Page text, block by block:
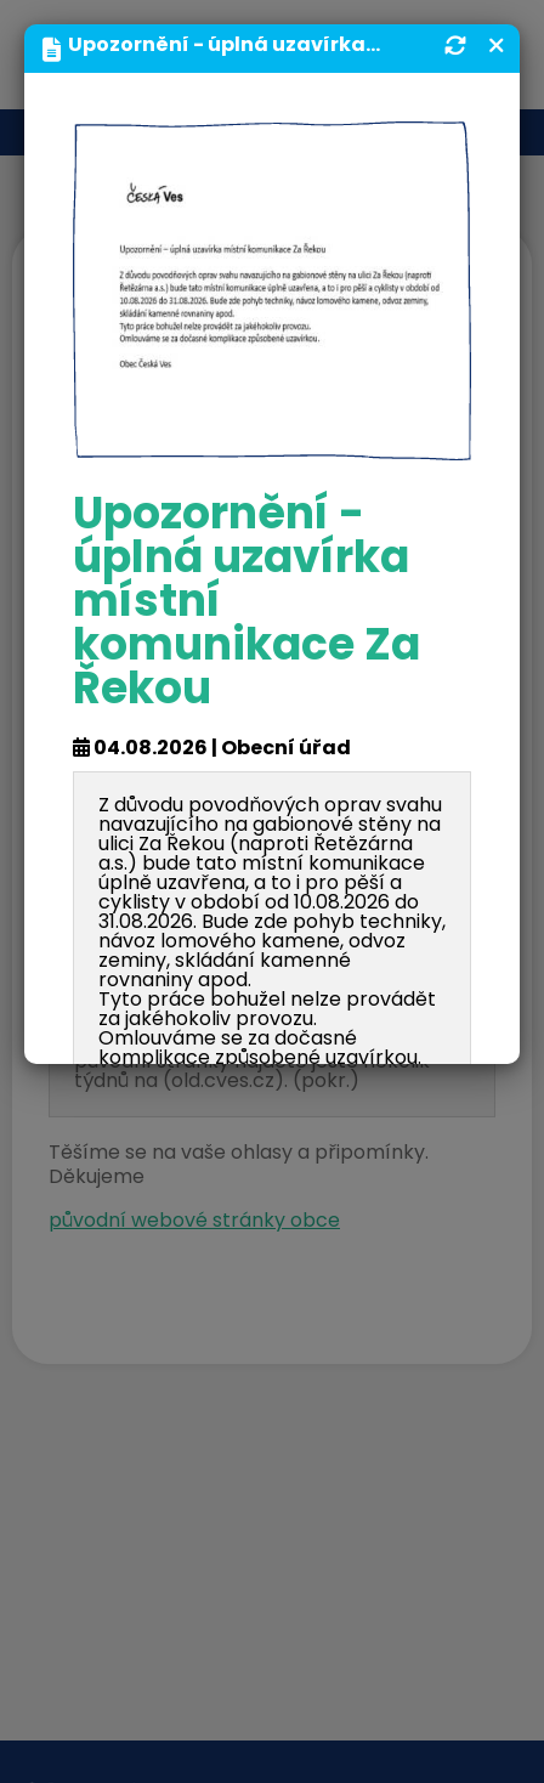
MENU
Ostatní
Přechod na nové
webové stránky
obce
26.06.2024 | Ostatní
Pozorní návštěvníci jistě zaregistrovali, že
s letním slunovratem se do nového
kabátu převlékly i naše webové stránky.
Věříme, že se vám budou líbit stejně jako
nám a že na stránkách vždy najdete
informace, které hledáte. Než se nám
podaří všechny informace přesunout,
původní stránky najdete ještě několik
týdnů na (old.cves.cz). (pokr.)
Těšíme se na vaše ohlasy a připomínky.
Děkujeme
původní webové stránky obce
Upozornění - úplná uzavírka místní komunikace Za Řekou | Obecní úřad | Obec Česká Ves
Upozornění -
úplná uzavírka
místní
komunikace Za
Řekou
04.08.2026 | Obecní úřad
Z důvodu povodňových oprav svahu
navazujícího na gabionové stěny na
ulici Za Řekou (naproti Řetězárna
a.s.) bude tato místní komunikace
úplně uzavřena, a to i pro pěší a
cyklisty v období od 10.08.2026 do
31.08.2026. Bude zde pohyb techniky,
návoz lomového kamene, odvoz
zeminy, skládání kamenné
rovnaniny apod.
Tyto práce bohužel nelze provádět
za jakéhokoliv provozu.
Omlouváme se za dočasné
komplikace způsobené uzavírkou.
Ke stažení